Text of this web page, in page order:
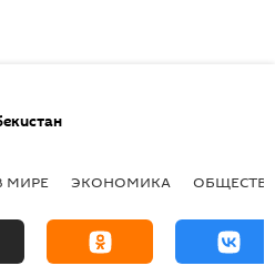
МИРЕ ЭКОНОМИКА